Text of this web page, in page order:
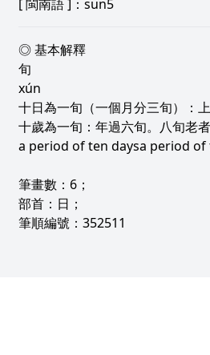
[閩南語]：sun5
◎ 基本解釋
旬
xún
十日為一旬（一個月分三旬）：
十歲為一旬：年過六旬。八旬老者
a period of ten daysa period of
筆畫數：6；
部首：日；
筆順編號：352511